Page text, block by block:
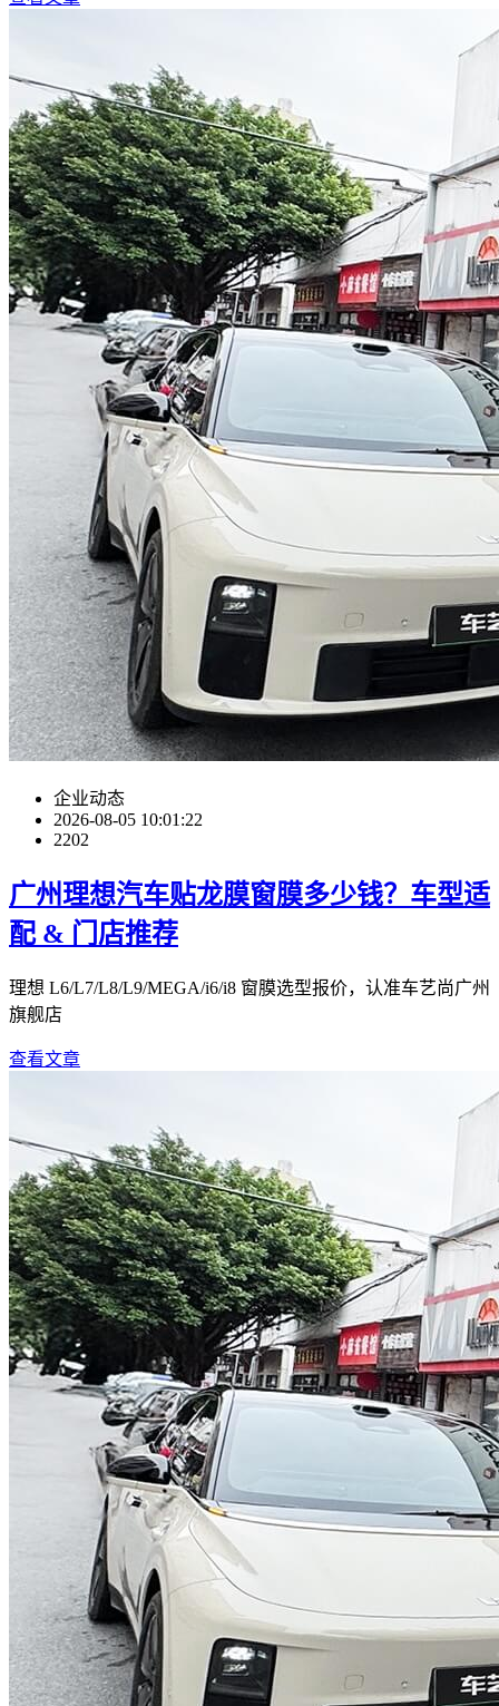
企业动态
2026-08-05 10:01:22
2202
广州理想汽车贴龙膜窗膜多少钱？车型适
配 & 门店推荐
理想 L6/L7/L8/L9/MEGA/i6/i8 窗膜选型报价，认准车艺尚广州
旗舰店
查看文章